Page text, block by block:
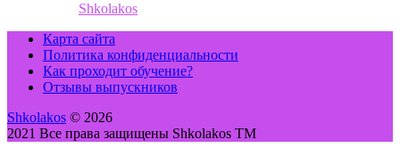
Shkolakos
Карта сайта
Политика конфиденциальности
Как проходит обучение?
Отзывы выпускников
Shkolakos © 2026
2021 Все права защищены Shkolakos TM